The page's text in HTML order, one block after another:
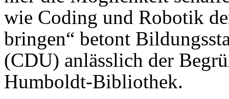
wie Coding und Robotik
bringen“ betont
(CDU) anlässlich der
Humboldt-Bibliothek.